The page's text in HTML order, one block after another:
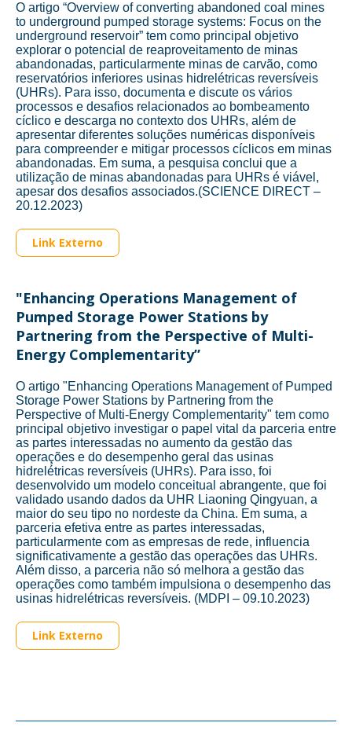
O artigo “Overview of converting abandoned coal mines
to underground pumped storage systems: Focus on the
underground reservoir” tem como principal objetivo
explorar o potencial de reaproveitamento de minas
abandonadas, particularmente minas de carvão, como
reservatórios inferiores usinas hidrelétricas reversíveis
(UHRs). Para isso, documenta e discute os vários
processos e desafios relacionados ao bombeamento
cíclico e descarga no contexto dos UHRs, além de
apresentar diferentes soluções numéricas disponíveis
para compreender e mitigar processos cíclicos em minas
abandonadas. Em suma, a pesquisa conclui que a
utilização de minas abandonadas para UHRs é viável,
apesar dos desafios associados.(SCIENCE DIRECT –
20.12.2023)
Link Externo
"Enhancing Operations Management of
Pumped Storage Power Stations by
Partnering from the Perspective of Multi-
Energy Complementarity”
O artigo "Enhancing Operations Management of Pumped
Storage Power Stations by Partnering from the
Perspective of Multi-Energy Complementarity" tem como
principal objetivo investigar o papel vital da parceria entre
as partes interessadas no aumento da gestão das
operações e do desempenho geral das usinas
hidrelétricas reversíveis (UHRs). Para isso, foi
desenvolvido um modelo conceitual abrangente, que foi
validado usando dados da UHR Liaoning Qingyuan, a
maior do seu tipo no nordeste da China. Em suma, a
parceria efetiva entre as partes interessadas,
particularmente com as empresas de rede, influencia
significativamente a gestão das operações das UHRs.
Além disso, a parceria não só melhora a gestão das
operações como também impulsiona o desempenho das
usinas hidrelétricas reversíveis. (MDPI – 09.10.2023)
Link Externo